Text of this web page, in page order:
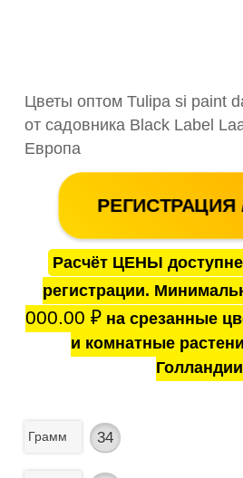
Цветы оптом Tulipa si paint
от садовника Black Label
Европа
РЕГИСТРАЦИЯ
Расчёт ЦЕНЫ
регистрации.
000.00 ₽на срезанные
и комнатные
Голландии
Грамм 34